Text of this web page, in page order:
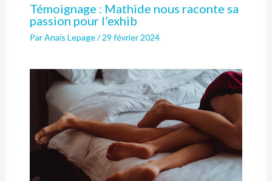
Témoignage : Mathide nous raconte sa
passion pour l’exhib
ParAnaïs Lepage/29 février 2024